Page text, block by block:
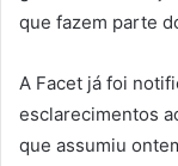
que fazem parte
A Facet já foi
esclarecimentos
que assumiu